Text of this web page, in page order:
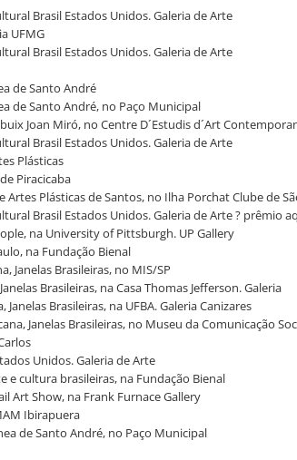
Brasil Estados Unidos. Galeria de Arte
UFMG
Brasil Estados Unidos. Galeria de Arte
de Santo André
de Santo André, no Paço Municipal
Joan Miró, no Centre D´Estudis d´Art
Brasil Estados Unidos. Galeria de Arte
Plásticas
Piracicaba
Plásticas de Santos, no Ilha Porchat Clube de
Brasil Estados Unidos. Galeria de Arte ? prêmio
na University of Pittsburgh. UP Gallery
na Fundação Bienal
Janelas Brasileiras, no MIS/SP
Brasileiras, na Casa Thomas Jefferson. Galeria
Brasileiras, na UFBA. Galeria Canizares
Janelas Brasileiras, no Museu da Comunicação
Unidos. Galeria de Arte
e cultura brasileiras, na Fundação Bienal
Art Show, na Frank Furnace Gallery
Ibirapuera
de Santo André, no Paço Municipal